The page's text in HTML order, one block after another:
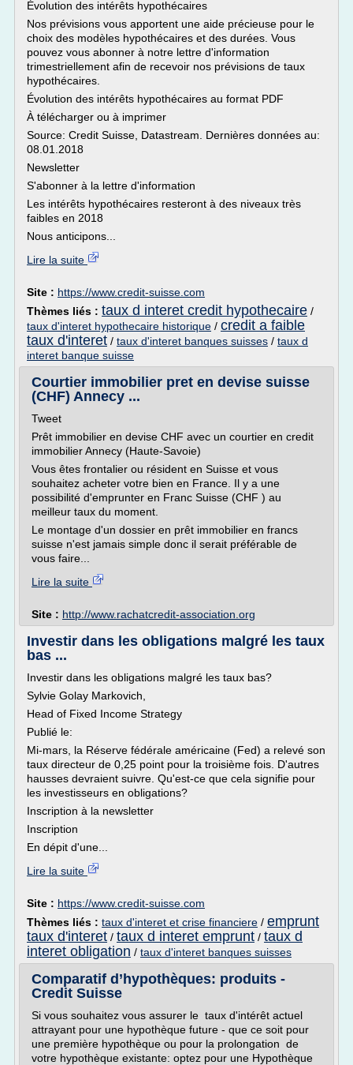
Évolution des intérêts hypothécaires
Nos prévisions vous apportent une aide précieuse pour le
choix des modèles hypothécaires et des durées. Vous
pouvez vous abonner à notre lettre d'information
trimestriellement afin de recevoir nos prévisions de taux
hypothécaires.
Évolution des intérêts hypothécaires au format PDF
À télécharger ou à imprimer
Source: Credit Suisse, Datastream. Dernières données au:
08.01.2018
Newsletter
S'abonner à la lettre d'information
Les intérêts hypothécaires resteront à des niveaux très
faibles en 2018
Nous anticipons...
Lire la suite
Site : https://www.credit-suisse.com
Thèmes liés : taux d interet credit hypothecaire /
taux d'interet hypothecaire historique / credit a faible
taux d'interet / taux d'interet banques suisses / taux d
interet banque suisse
Courtier immobilier pret en devise suisse
(CHF) Annecy ...
Tweet
Prêt immobilier en devise CHF avec un courtier en credit
immobilier Annecy (Haute-Savoie)
Vous êtes frontalier ou résident en Suisse et vous
souhaitez acheter votre bien en France. Il y a une
possibilité d'emprunter en Franc Suisse (CHF ) au
meilleur taux du moment.
Le montage d'un dossier en prêt immobilier en francs
suisse n'est jamais simple donc il serait préférable de
vous faire...
Lire la suite
Site : http://www.rachatcredit-association.org
Investir dans les obligations malgré les taux
bas ...
Investir dans les obligations malgré les taux bas?
Sylvie Golay Markovich,
Head of Fixed Income Strategy
Publié le:
Mi-mars, la Réserve fédérale américaine (Fed) a relevé son
taux directeur de 0,25 point pour la troisième fois. D'autres
hausses devraient suivre. Qu'est-ce que cela signifie pour
les investisseurs en obligations?
Inscription à la newsletter
Inscription
En dépit d'une...
Lire la suite
Site : https://www.credit-suisse.com
Thèmes liés : taux d'interet et crise financiere / emprunt
taux d'interet / taux d interet emprunt / taux d
interet obligation / taux d'interet banques suisses
Comparatif d’hypothèques: produits -
Credit Suisse
Si vous souhaitez vous assurer le taux d'intérêt actuel
attrayant pour une hypothèque future - que ce soit pour
une première hypothèque ou pour la prolongation de
votre hypothèque existante: optez pour une Hypothèque